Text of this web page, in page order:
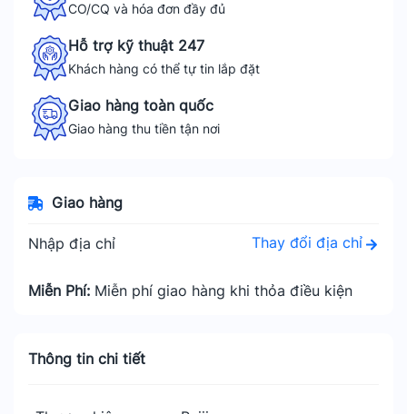
CO/CQ và hóa đơn đầy đủ
Hỗ trợ kỹ thuật 247
Khách hàng có thể tự tin lắp đặt
Giao hàng toàn quốc
Giao hàng thu tiền tận nơi
Giao hàng
Nhập địa chỉ Thay đổi địa chỉ
Miễn Phí: Miễn phí giao hàng khi thỏa điều kiện
Thông tin chi tiết